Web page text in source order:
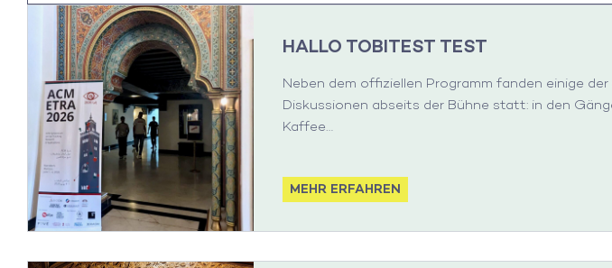
HALLO TOBITEST TEST
Neben dem offiziellen Programm fanden einige
Diskussionen abseits der Bühne statt: in den
Kaffee…
MEHR ERFAHREN